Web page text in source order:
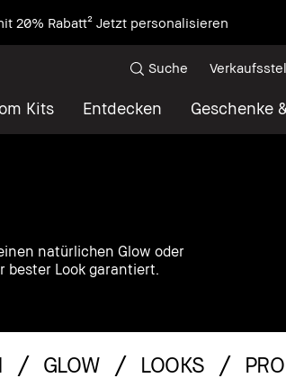
dem Code WELCOME15⁴ sichern
Kits Entdecken Geschenke
Suche
natürlichen Glow oder
bester Look garantiert.
GLOW LOOKS